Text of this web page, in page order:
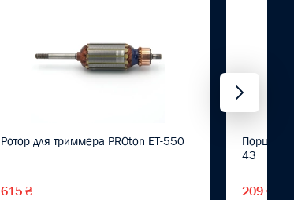
Ротор для триммера PROton ET-550
615 ₴
Поршень
43
209 ₴